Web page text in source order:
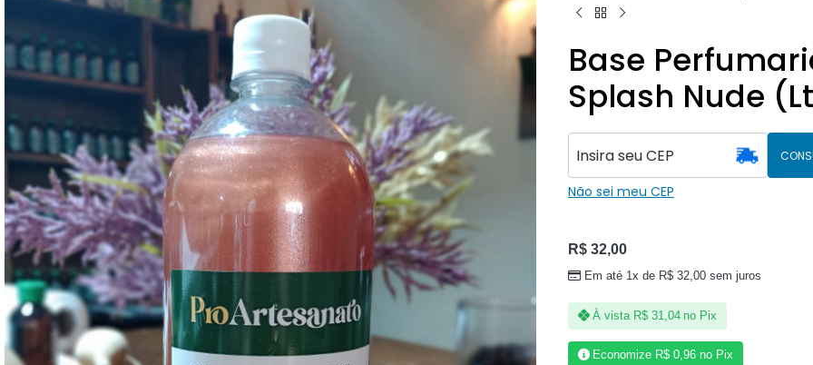
Base
Splash Nude
Não sei meu CEP
R$32,00
Em até 1x de R$ 32,00 sem juros
À vista R$31,04 no Pix
Economize R$ 0,96 no Pix